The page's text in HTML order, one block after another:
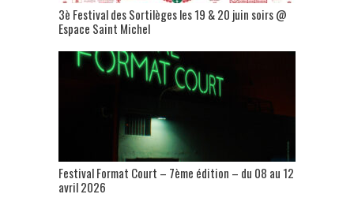
3è Festival des Sortilèges les 19 & 20 juin soirs @
Espace Saint Michel
Festival Format Court – 7ème édition – du 08 au 12
avril 2026